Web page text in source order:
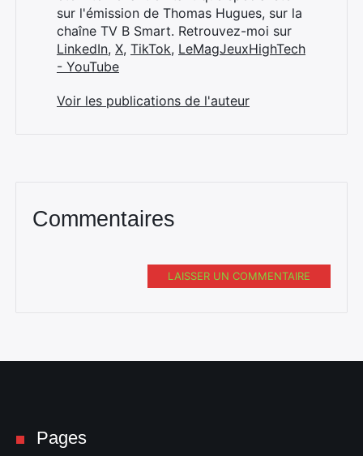
sur l'émission de Thomas Hugues, sur la
chaîne TV B Smart. Retrouvez-moi sur
LinkedIn, X, TikTok, LeMagJeuxHighTech
- YouTube
Voir les publications de l'auteur
Commentaires
LAISSER UN COMMENTAIRE
Pages